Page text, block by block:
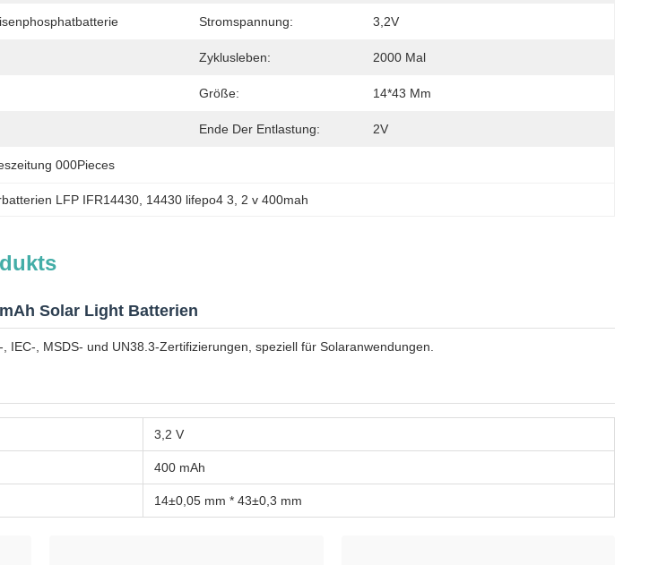
Stromspannung: 3,2V
Zyklusleben: 2000 Mal
Größe: 14*43 Mm
Ende Der Entlastung: 2V
000Pieces
LFP IFR14430 14430 lifepo4 3 2 v 400mah
Solar Light Batterien
IEC-, MSDS- und UN38.3-Zertifizierungen, speziell für Solaranwendungen.
3,2 V
400 mAh
14±0,05 mm * 43±0,3 mm